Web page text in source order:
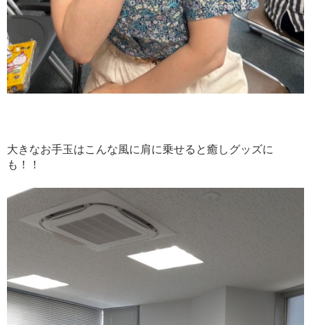
大きなお手玉はこんな風に肩に乗せると癒しグッズに
も！！